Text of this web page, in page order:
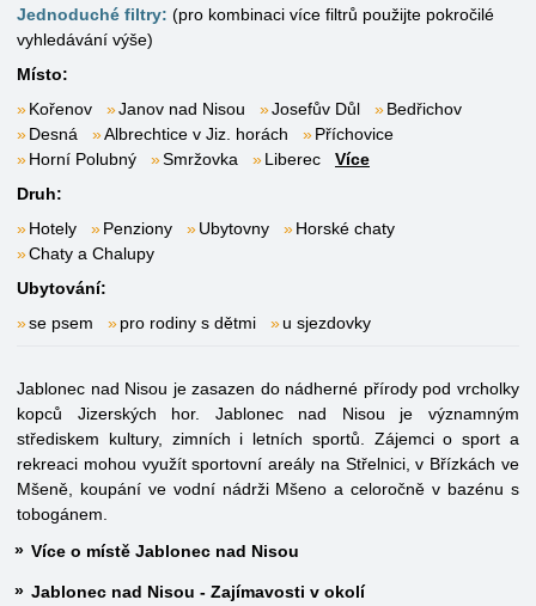
Jednoduché filtry: (pro kombinaci více filtrů použijte pokročilé
vyhledávání výše)
Místo:
Kořenov
Janov nad Nisou Josefův Důl
Bedřichov
Desná
Albrechtice v Jiz. horách
Příchovice
Horní Polubný
Smržovka Liberec
Více
Druh:
Hotely
Penziony Ubytovny
Horské chaty
Chaty a Chalupy
Ubytování:
se psem
pro rodiny s dětmi u sjezdovky
Jablonec nad Nisou je zasazen do nádherné přírody pod vrcholky
kopců Jizerských hor. Jablonec nad Nisou je významným
střediskem kultury, zimních i letních sportů. Zájemci o sport a
rekreaci mohou využít sportovní areály na Střelnici, v Břízkách ve
Mšeně, koupání ve vodní nádrži Mšeno a celoročně v bazénu s
tobogánem.
Více o místě Jablonec nad Nisou
Jablonec nad Nisou - Zajímavosti v okolí